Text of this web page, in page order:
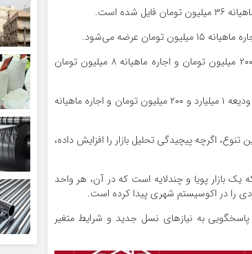
همچنین، واحدی ۱۲۰ متری دو خوابه با سال ساخت ۱۴۰۳، با ودیعه ۲ میلیارد و ۲۰۰ میلیون تومان و اجاره ماهیانه ۸ میلیون تومان
اجاره یک واحد ۱۰۰ متری دو خوابه با سال ساخت ۱۳۹۸، نیز در این منطقه نیازمند ودیعه ۱ میلیارد و ۲۰۰ میلیون تومان و اجاره ماهیانه
اگرچه پیچیدگی تحلیل بازار را افزایش داده،
بازار پویا و چندلایه است که در آن، هر واحد
را در اکوسیستم شهری پیدا کرده است.
به نیازهای نسل جدید و شرایط متغیر